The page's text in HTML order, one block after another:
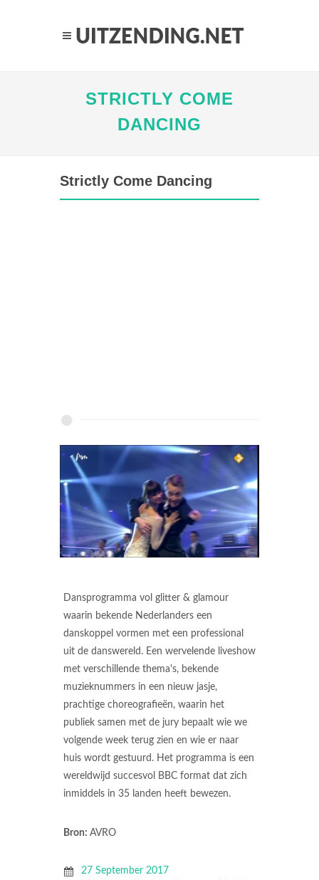
STRICTLY COME
DANCING
Strictly Come Dancing
Dansprogramma vol glitter & glamour
waarin bekende Nederlanders een
danskoppel vormen met een professional
uit de danswereld. Een wervelende liveshow
met verschillende thema's, bekende
muzieknummers in een nieuw jasje,
prachtige choreografieën, waarin het
publiek samen met de jury bepaalt wie we
volgende week terug zien en wie er naar
huis wordt gestuurd. Het programma is een
wereldwijd succesvol BBC format dat zich
inmiddels in 35 landen heeft bewezen.
Bron: AVRO
27 September 2017